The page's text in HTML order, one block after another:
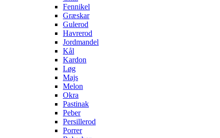
Fennikel
Græskar
Gulerod
Havrerod
Jordmandel
Kål
Kardon
Løg
Majs
Melon
Okra
Pastinak
Peber
Persillerod
Porrer